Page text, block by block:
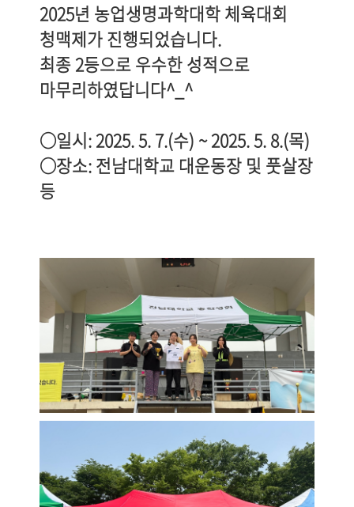
2025년 농업생명과학대학 체육대회
청맥제가 진행되었습니다.
최종 2등으로 우수한 성적으로
마무리하였답니다^_^
○일시: 2025. 5. 7.(수) ~ 2025. 5. 8.(목)
○장소: 전남대학교 대운동장 및 풋살장
등